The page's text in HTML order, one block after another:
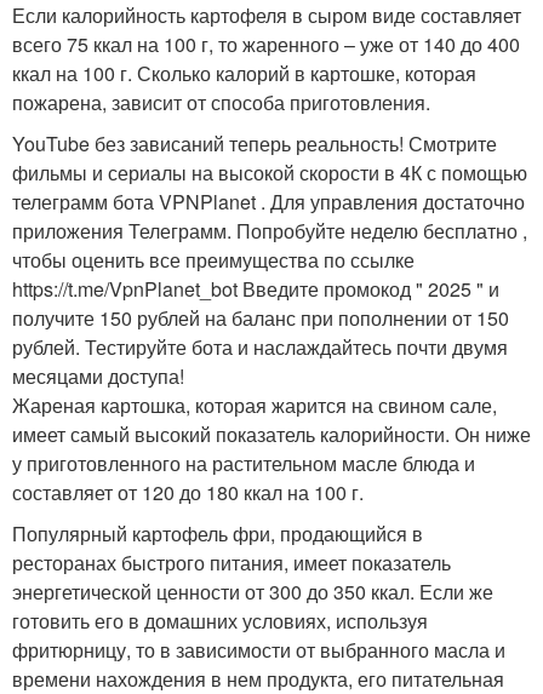
Если калорийность картофеля в сыром виде составляет
всего 75 ккал на 100 г, то жаренного – уже от 140 до 400
ккал на 100 г. Сколько калорий в картошке, которая
пожарена, зависит от способа приготовления.
YouTube без зависаний теперь реальность! Смотрите
фильмы и сериалы на высокой скорости в 4К с помощью
телеграмм бота VPNPlanet . Для управления достаточно
приложения Телеграмм. Попробуйте неделю бесплатно ,
чтобы оценить все преимущества по ссылке
https://t.me/VpnPlanet_bot Введите промокод " 2025 " и
получите 150 рублей на баланс при пополнении от 150
рублей. Тестируйте бота и наслаждайтесь почти двумя
месяцами доступа!
Жареная картошка, которая жарится на свином сале,
имеет самый высокий показатель калорийности. Он ниже
у приготовленного на растительном масле блюда и
составляет от 120 до 180 ккал на 100 г.
Популярный картофель фри, продающийся в
ресторанах быстрого питания, имеет показатель
энергетической ценности от 300 до 350 ккал. Если же
готовить его в домашних условиях, используя
фритюрницу, то в зависимости от выбранного масла и
времени нахождения в нем продукта, его питательная